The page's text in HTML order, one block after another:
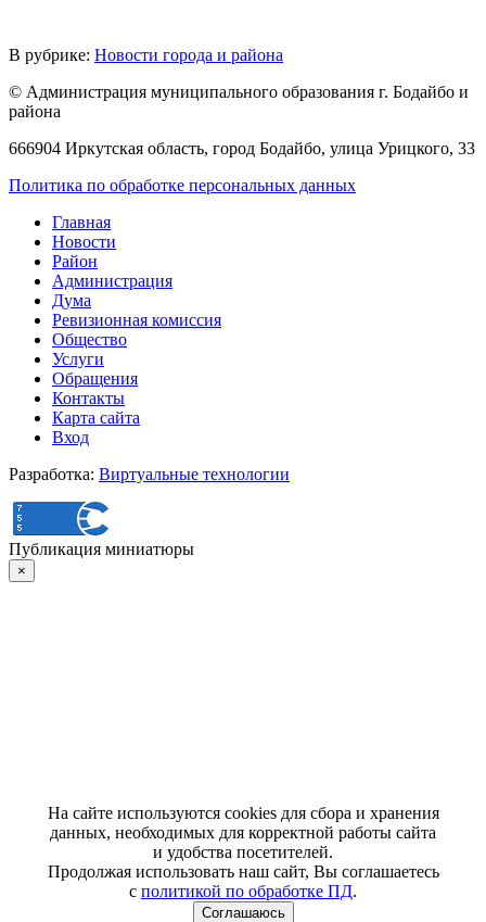
В рубрике: Новости города и района
© Администрация муниципального образования г. Бодайбо и
района
666904 Иркутская область, город Бодайбо, улица Урицкого, 33
Политика по обработке персональных данных
Главная
Новости
Район
Администрация
Дума
Ревизионная комиссия
Общество
Услуги
Обращения
Контакты
Карта сайта
Вход
Разработка: Виртуальные технологии
Публикация миниатюры
×
На сайте используются cookies для сбора и хранения
данных, необходимых для корректной работы сайта
и удобства посетителей.
Продолжая использовать наш сайт, Вы соглашаетесь
с политикой по обработке ПД.
Соглашаюсь